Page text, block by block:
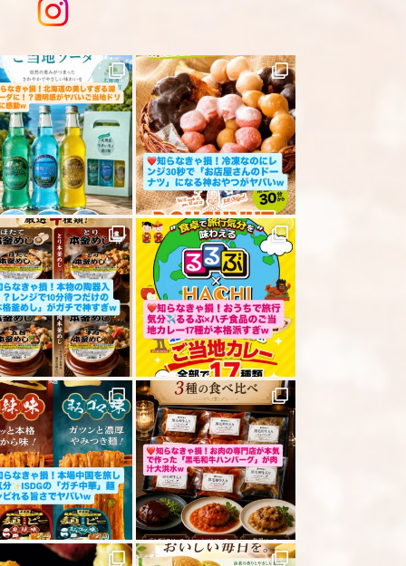
さい
ビューを送信する」ボタンから送信